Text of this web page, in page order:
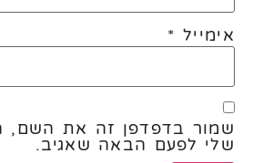
אימייל *
שמור בדפדפן זה את השם,
שלי לפעם הבאה שאגיב.